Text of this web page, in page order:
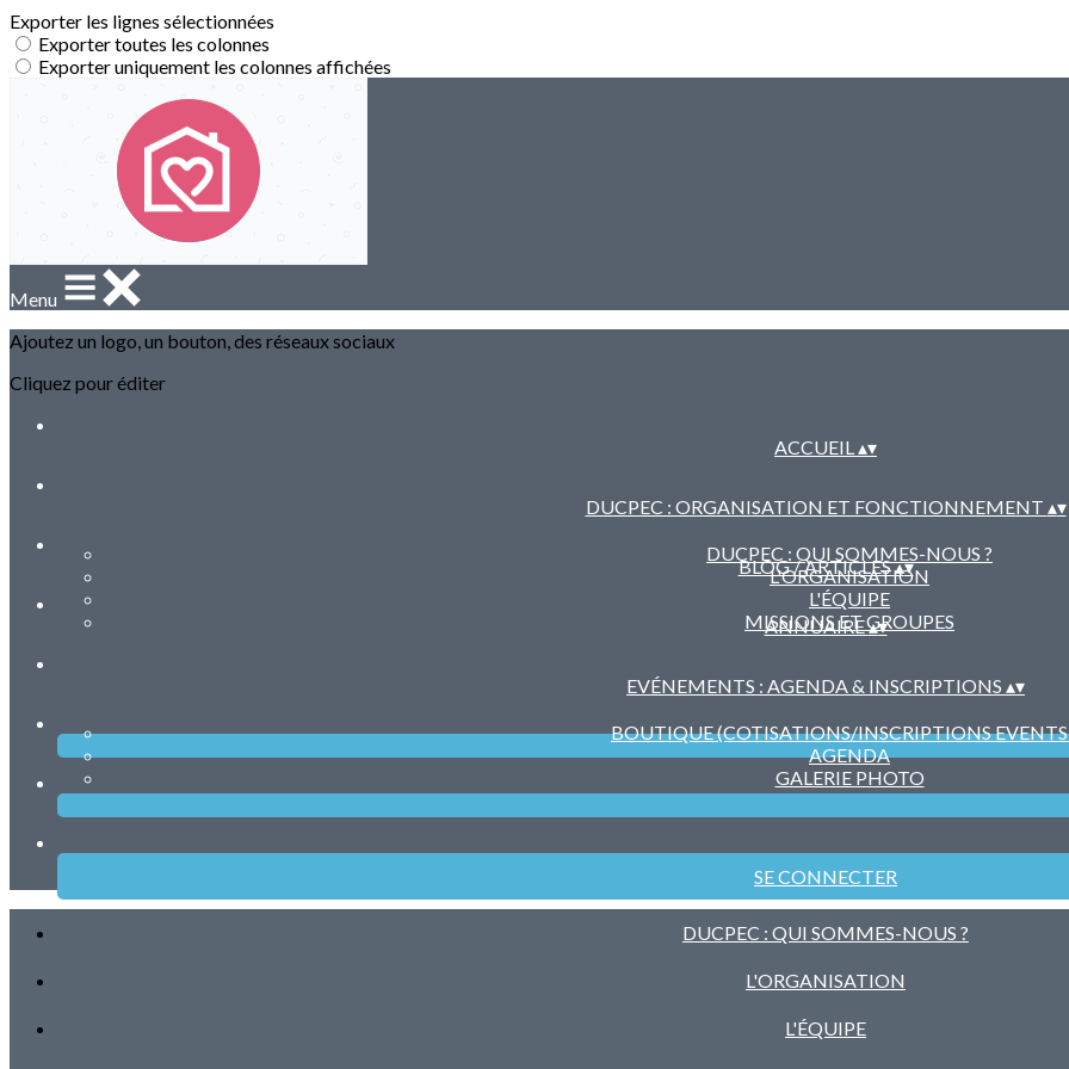
Exporter les lignes sélectionnées
Exporter toutes les colonnes
Exporter uniquement les colonnes affichées
Menu
Ajoutez un logo, un bouton, des réseaux sociaux
Cliquez pour éditer
ACCUEIL▴▾
DUCPEC : ORGANISATION ET FONCTIONNEMENT ▴▾
DUCPEC : QUI SOMMES-NOUS ?
L'ORGANISATION
L'ÉQUIPE
MISSIONS ET GROUPES
BLOG / ARTICLES▴▾
ANNUAIRE▴▾
EVÉNEMENTS : AGENDA & INSCRIPTIONS ▴▾
BOUTIQUE (COTISATIONS/INSCRIPTIONS EVENTS
AGENDA
GALERIE PHOTO
SE CONNECTER
DUCPEC : QUI SOMMES-NOUS ?
L'ORGANISATION
L'ÉQUIPE